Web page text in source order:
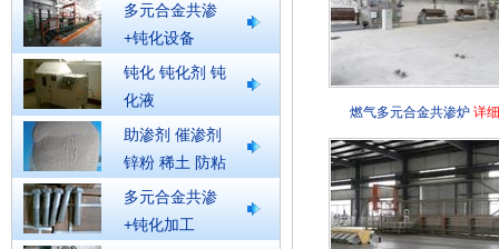
多元合金共渗
+钝化设备
钝化 钝化剂 钝
化液
助渗剂 催渗剂
锌粉 稀土 防粘
结剂
多元合金共渗
+钝化加工
燃气多元合金共渗炉 详